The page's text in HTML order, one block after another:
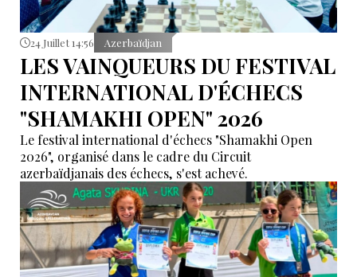
24 Juillet 14:56 Azerbaïdjan
LES VAINQUEURS DU FESTIVAL
INTERNATIONAL D'ÉCHECS
"SHAMAKHI OPEN" 2026
Le festival international d'échecs "Shamakhi Open
2026", organisé dans le cadre du Circuit
azerbaïdjanais des échecs, s'est achevé.